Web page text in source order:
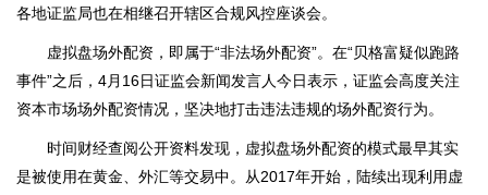
各地证监局也在相继召开辖区合规风控座谈会。
虚拟盘场外配资，即属于“非法场外配资”。在“贝格富疑似跑路
事件”之后，4月16日证监会新闻发言人今日表示，证监会高度关注
资本市场场外配资情况，坚决地打击违法违规的场外配资行为。
时间财经查阅公开资料发现，虚拟盘场外配资的模式最早其实
是被使用在黄金、外汇等交易中。从2017年开始，陆续出现利用虚